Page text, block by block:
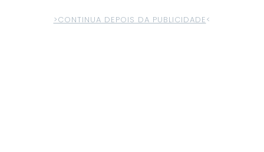
>CONTINUA DEPOIS DA PUBLICIDADE<